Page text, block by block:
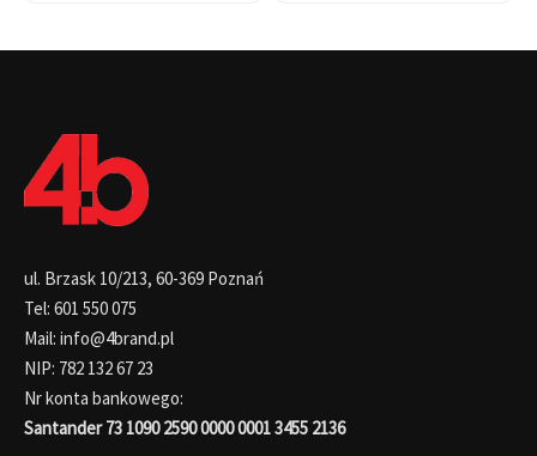
ul. Brzask 10/213, 60-369 Poznań
Tel: 601 550 075
Mail: info@4brand.pl
NIP: 782 132 67 23
Nr konta bankowego:
Santander 73 1090 2590 0000 0001 3455 2136